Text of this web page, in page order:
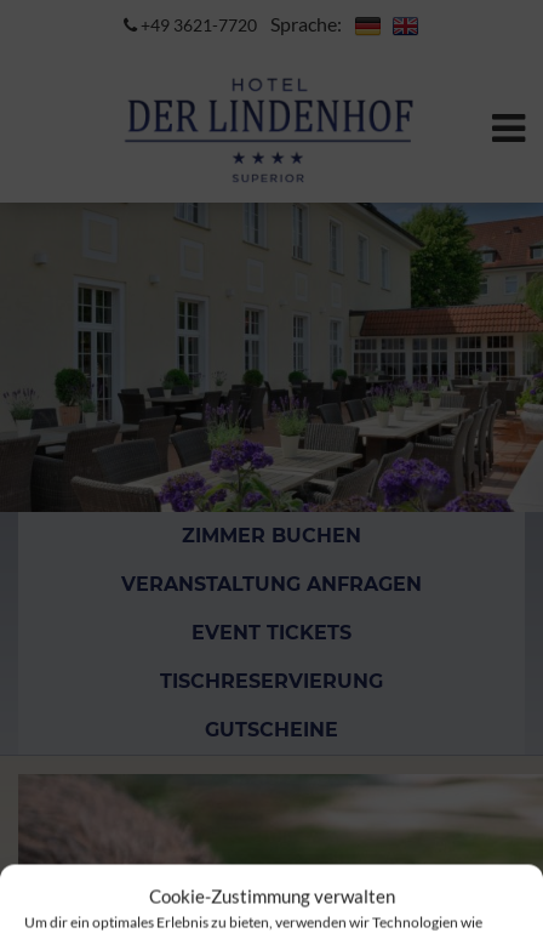
Cookie-Zustimmung verwalten
Um dir ein optimales Erlebnis zu bieten, verwenden wir Technologien wie
+49 3621-7720 Sprache:
ZIMMER BUCHEN
VERANSTALTUNG ANFRAGEN
EVENT TICKETS
TISCHRESERVIERUNG
GUTSCHEINE